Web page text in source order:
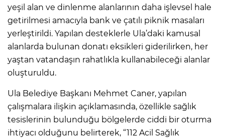
yeşil alan ve dinlenme alanlarının daha işlevsel hale
getirilmesi amacıyla bank ve çatılı piknik masaları
yerleştirildi. Yapılan desteklerle Ula’daki kamusal
alanlarda bulunan donatı eksikleri giderilirken, her
yaştan vatandaşın rahatlıkla kullanabileceği alanlar
oluşturuldu.
Ula Belediye Başkanı Mehmet Caner, yapılan
çalışmalara ilişkin açıklamasında, özellikle sağlık
tesislerinin bulunduğu bölgelerde ciddi bir oturma
ihtiyacı olduğunu belirterek, “112 Acil Sağlık